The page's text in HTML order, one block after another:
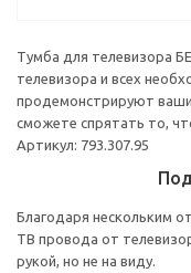
Тумба для телевизора
телевизора и всех
продемонстрируют
сможете спрятать то,
Артикул: 793.307.95
Благодаря нескольким
ТВ провода от
рукой, но не на виду.